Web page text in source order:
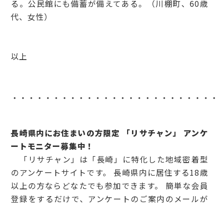
る。公民館にも備蓄が備えてある。（川棚町、60歳
代、女性）
以上
・・・・・・・・・・・・・・・・・・・・・・・・
長崎県内にお住まいの方限定 「リサチャン」 アンケ
ートモニター募集中！
「リサチャン」は「長崎」に特化した地域密着型
のアンケートサイトです。 長崎県内に居住する18歳
以上の方ならどなたでも参加できます。 簡単な会員
登録をするだけで、アンケートのご案内のメールが